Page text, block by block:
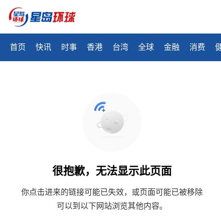
首页 快讯 时事 香港 台湾 全球 金融 消费
很抱歉，无法显示此页面
你点击进来的链接可能已失效，或页面可能已被移除
可以到以下网站浏览其他内容。